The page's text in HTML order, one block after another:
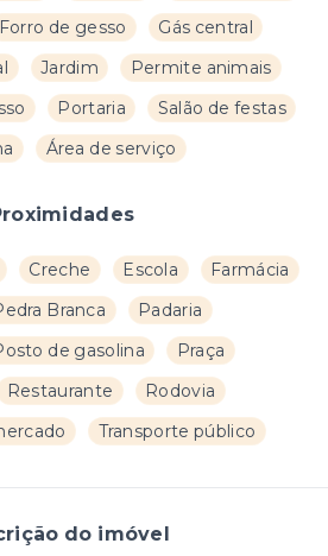
Forro de gesso
Gás central
Jardim
Permite animais
Portaria
Salão de festas
Área de serviço
Creche Escola
Farmácia
Branca
Padaria
de gasolina
Praça
Restaurante
Rodovia
Transporte público
do imóvel